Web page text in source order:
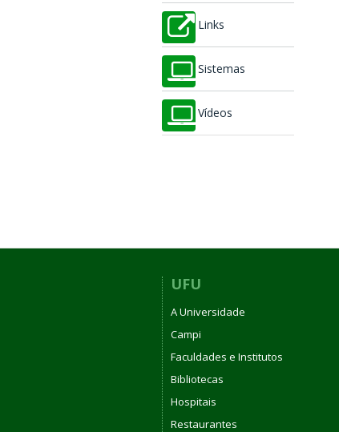
Links
Sistemas
Vídeos
UFU
A Universidade
Campi
Faculdades e Institutos
Bibliotecas
Hospitais
Restaurantes